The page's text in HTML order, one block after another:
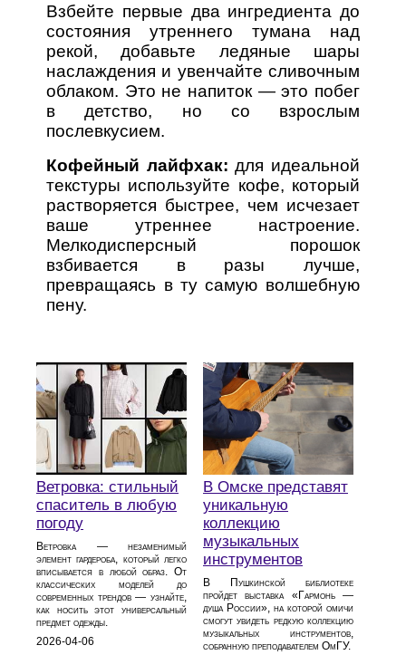
Взбейте первые два ингредиента до
состояния утреннего тумана над
рекой, добавьте ледяные шары
наслаждения и увенчайте сливочным
облаком. Это не напиток — это побег
в детство, но со взрослым
послевкусием.
Кофейный лайфхак: для идеальной
текстуры используйте кофе, который
растворяется быстрее, чем исчезает
ваше утреннее настроение.
Мелкодисперсный порошок
взбивается в разы лучше,
превращаясь в ту самую волшебную
пену.
Ветровка: стильный
спаситель в любую
погоду
Ветровка — незаменимый
элемент гардероба, который легко
вписывается в любой образ. От
классических моделей до
современных трендов — узнайте,
как носить этот универсальный
предмет одежды.
2026-04-06
В Омске представят
уникальную
коллекцию
музыкальных
инструментов
В Пушкинской библиотеке
пройдет выставка «Гармонь —
душа России», на которой омичи
смогут увидеть редкую коллекцию
музыкальных инструментов,
собранную преподавателем ОмГУ.